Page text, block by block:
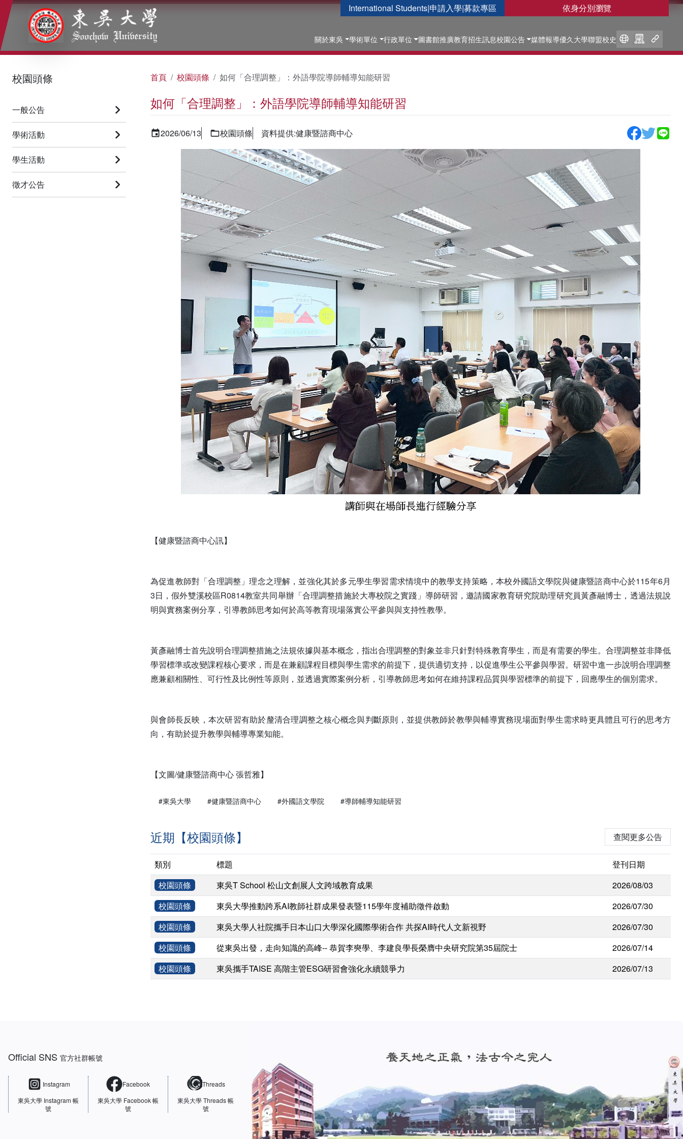
International Students|申請入學|募款專區 依身分別瀏覽
關於東吳 學術單位 行政單位 圖書館推廣教育招生訊息校園公告 媒體報導優久大學聯盟校史
:::
校園頭條
一般公告
學術活動
學生活動
徵才公告
首頁 校園頭條 如何「合理調整」：外語學院導師輔導知能研習
如何「合理調整」：外語學院導師輔導知能研習
2026/06/13 校園頭條 資料提供:健康暨諮商中心
【健康暨諮商中心訊】
為促進教師對「合理調整」理念之理解，並強化其於多元學生學習需求情境中的教學支持策略，本校外國語文學院與健康暨諮商中心於115年6月
3日，假外雙溪校區R0814教室共同舉辦「合理調整措施於大專校院之實踐」導師研習，邀請國家教育研究院助理研究員黃彥融博士，透過法規說
明與實務案例分享，引導教師思考如何於高等教育現場落實公平參與與支持性教學。
黃彥融博士首先說明合理調整措施之法規依據與基本概念，指出合理調整的對象並非只針對特殊教育學生，而是有需要的學生。合理調整並非降低
學習標準或改變課程核心要求，而是在兼顧課程目標與學生需求的前提下，提供適切支持，以促進學生公平參與學習。研習中進一步說明合理調整
應兼顧相關性、可行性及比例性等原則，並透過實際案例分析，引導教師思考如何在維持課程品質與學習標準的前提下，回應學生的個別需求。
與會師長反映，本次研習有助於釐清合理調整之核心概念與判斷原則，並提供教師於教學與輔導實務現場面對學生需求時更具體且可行的思考方
向，有助於提升教學與輔導專業知能。
【文圖/健康暨諮商中心 張哲雅】
#東吳大學 #健康暨諮商中心 #外國語文學院 #導師輔導知能研習
近期【校園頭條】 查閱更多公告
類別 標題
登刊日期
校園頭條
東吳T School 松山文創展人文跨域教育成果
2026/08/03
校園頭條
東吳大學推動跨系AI教師社群成果發表暨115學年度補助徵件啟動
2026/07/30
校園頭條
東吳大學人社院攜手日本山口大學深化國際學術合作 共探AI時代人文新視野
2026/07/30
校園頭條
從東吳出發，走向知識的高峰-- 恭賀李奭學、李建良學長榮膺中央研究院第35屆院士
2026/07/14
校園頭條
東吳攜手TAISE 高階主管ESG研習會強化永續競爭力 2026/07/13
Official SNS 官方社群帳號
Instagram
東吳大學 Instagram 帳
號
Facebook
東吳大學 Facebook 帳
號
Threads
東吳大學Threads 帳
號